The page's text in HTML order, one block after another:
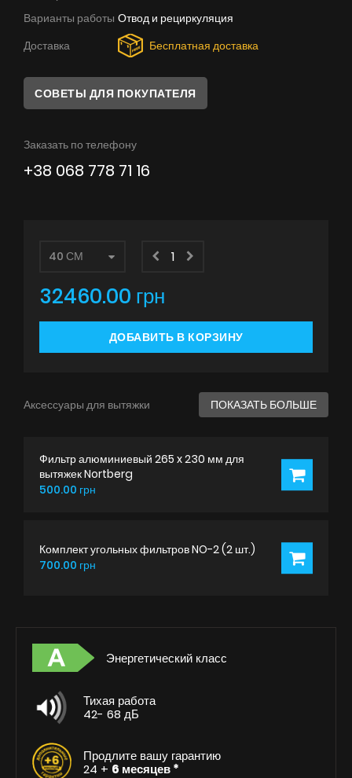
Сервис
Инструкции
Варианты работы Отвод и рециркуляция
Доставка
Бесплатная доставка
СОВЕТЫ ДЛЯ ПОКУПАТЕЛЯ
Заказать по телефону
+38 068 778 71 16
32460.00 грн
ДОБАВИТЬ В КОРЗИНУ
Аксессуары для вытяжки ПОКАЗАТЬ БОЛЬШЕ
Фильтр алюминиевый 265 x 230 мм для
вытяжек Nortberg
500.00 грн
Комплект угольных фильтров NO-2 (2 шт.)
700.00 грн
Энергетический класс
Тихая работа
42- 68 дБ
Продлите вашу гарантию
24 + 6 месяцев *